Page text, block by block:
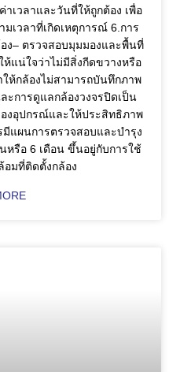
เวลาและวันที่ให้ถูกต้อง เพื่อ
เวลาที่เกิดเหตุการณ์ 6.การ
ง– ตรวจสอบมุมมองและพื้นที่
ห้แน่ใจว่าไม่มีสิ่งกีดขวางหรือ
ห้กล้องไม่สามารถบันทึกภาพ
ะการดูแลกล้องวงจรปิดเป็น
งอุปกรณ์และให้ประสิทธิภาพ
แผนการตรวจสอบและบำรุง
หรือ 6 เดือน ขึ้นอยู่กับการใช้
มที่ติดตั้งกล้อง